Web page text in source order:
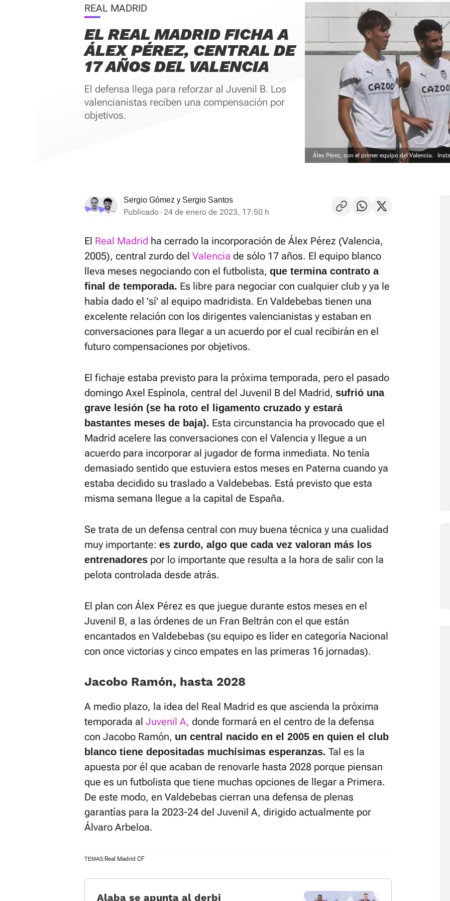
REAL MADRID
EL REAL MADRID FICHA A
ÁLEX PÉREZ, CENTRAL DE
17 AÑOS DEL VALENCIA
El defensa llega para reforzar al Juvenil B. Los
valencianistas reciben una compensación por
objetivos.
Álex Pérez, con el primer equipo del Valencia.
Sergio Gómez y Sergio Santos
Publicado 24 de enero de 2023, 17:50 h
El Real Madrid ha cerrado la incorporación de Álex Pérez (Valencia,
2005), central zurdo del Valencia de sólo 17 años. El equipo blanco
lleva meses negociando con el futbolista, que termina contrato a
final de temporada. Es libre para negociar con cualquier club y ya le
había dado el 'sí' al equipo madridista. En Valdebebas tienen una
excelente relación con los dirigentes valencianistas y estaban en
conversaciones para llegar a un acuerdo por el cual recibirán en el
futuro compensaciones por objetivos.
El fichaje estaba previsto para la próxima temporada, pero el pasado
domingo Axel Espínola, central del Juvenil B del Madrid, sufrió una
grave lesión (se ha roto el ligamento cruzado y estará
bastantes meses de baja). Esta circunstancia ha provocado que el
Madrid acelere las conversaciones con el Valencia y llegue a un
acuerdo para incorporar al jugador de forma inmediata. No tenía
demasiado sentido que estuviera estos meses en Paterna cuando ya
estaba decidido su traslado a Valdebebas. Está previsto que esta
misma semana llegue a la capital de España.
Se trata de un defensa central con muy buena técnica y una cualidad
muy importante: es zurdo, algo que cada vez valoran más los
entrenadores por lo importante que resulta a la hora de salir con la
pelota controlada desde atrás.
El plan con Álex Pérez es que juegue durante estos meses en el
Juvenil B, a las órdenes de un Fran Beltrán con el que están
encantados en Valdebebas (su equipo es líder en categoría Nacional
con once victorias y cinco empates en las primeras 16 jornadas).
Jacobo Ramón, hasta 2028
A medio plazo, la idea del Real Madrid es que ascienda la próxima
temporada al Juvenil A, donde formará en el centro de la defensa
con Jacobo Ramón, un central nacido en el 2005 en quien el club
blanco tiene depositadas muchísimas esperanzas. Tal es la
apuesta por él que acaban de renovarle hasta 2028 porque piensan
que es un futbolista que tiene muchas opciones de llegar a Primera.
De este modo, en Valdebebas cierran una defensa de plenas
garantías para la 2023-24 del Juvenil A, dirigido actualmente por
Álvaro Arbeloa.
TEMAS: Real Madrid CF
Alaba se apunta al derbi